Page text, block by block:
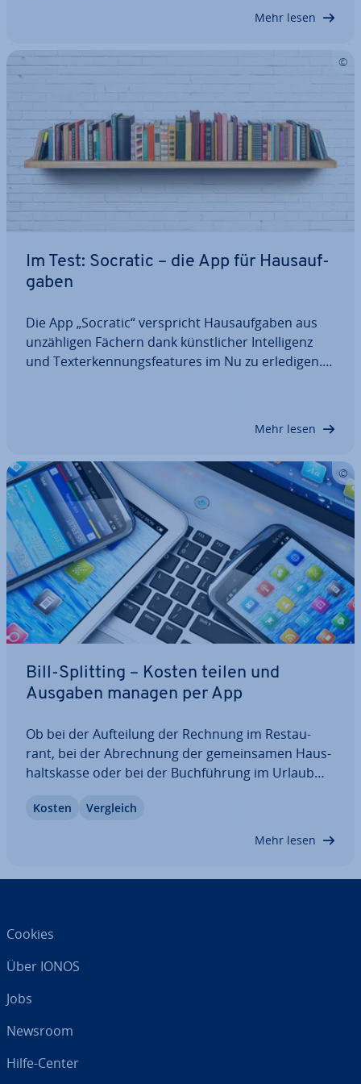
Mehr lesen
Im Test: Socratic – die App für Haus­auf­
ga­ben
Die App „Socratic“ ver­spricht Haus­auf­ga­ben aus
un­zäh­li­gen Fächern dank künst­li­cher In­tel­li­genz
und Tex­terken­nungs­fea­tures im Nu zu erledigen.
Mehr lesen
Bill-Splitting – Kosten teilen und
Ausgaben managen per App
Ob bei der Auf­tei­lung der Rechnung im Re­stau­
rant, bei der Ab­rech­nung der ge­mein­sa­men Haus­
halts­kas­se oder bei der Buch­füh­rung im Urlaub
Kosten zu teilen, Ausgaben zu berechnen, Rech­
Kosten Vergleich
Mehr lesen
Cookies
Über IONOS
Jobs
Newsroom
Hilfe-Center